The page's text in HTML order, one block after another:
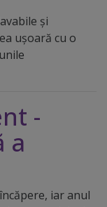
și
ușoară cu o
-
a
iar anul